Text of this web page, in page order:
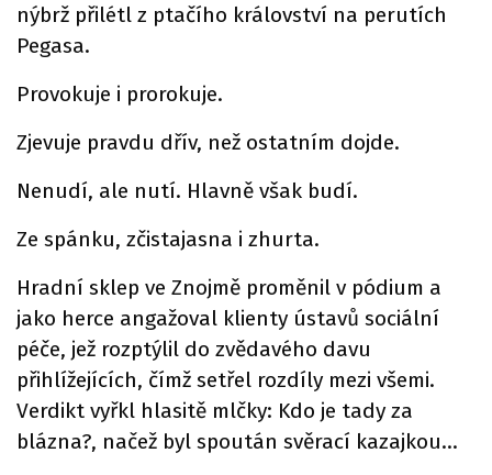
nýbrž přilétl z ptačího království na perutích
Pegasa.
Provokuje i prorokuje.
Zjevuje pravdu dřív, než ostatním dojde.
Nenudí, ale nutí. Hlavně však budí.
Ze spánku, zčistajasna i zhurta.
Hradní sklep ve Znojmě proměnil v pódium a
jako herce angažoval klienty ústavů sociální
péče, jež rozptýlil do zvědavého davu
přihlížejících, čímž setřel rozdíly mezi všemi.
Verdikt vyřkl hlasitě mlčky: Kdo je tady za
blázna?, načež byl spoután svěrací kazajkou…